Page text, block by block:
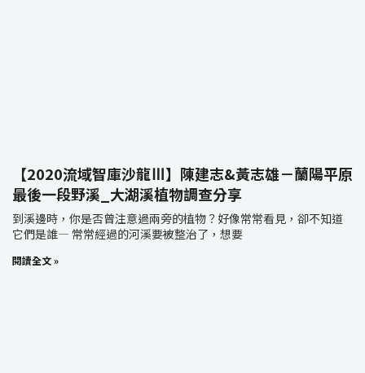
【2020流域智庫沙龍Ⅲ】陳建志&黃志雄－蘭陽平原
最後一段野溪_大湖溪植物調查分享
到溪邊時，你是否曾注意過兩旁的植物？好像常常看見，卻不知道
它們是誰— 常常經過的河溪要被整治了，想要
閱讀全文 »